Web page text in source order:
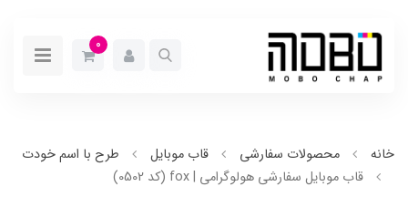
0
خانه محصولات سفارشی قاب موبایل
طرح با اسم خودت
قاب موبایل سفارشی هولوگرامی | fox (کد 0502)